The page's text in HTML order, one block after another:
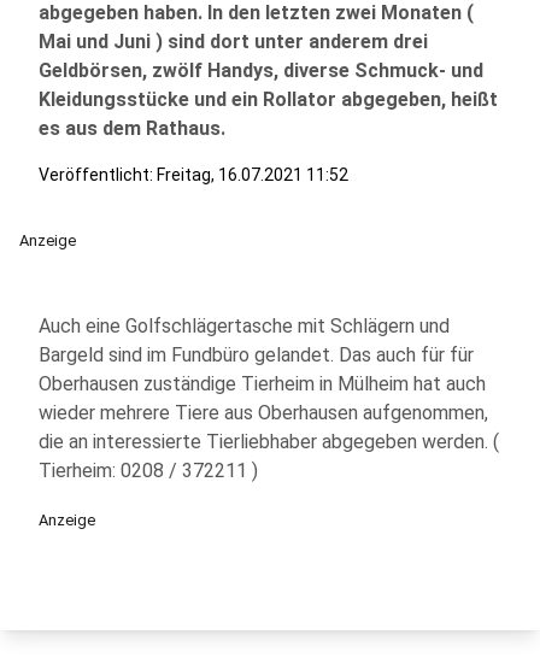
abgegeben haben. In den letzten zwei Monaten (
Mai und Juni ) sind dort unter anderem drei
Geldbörsen, zwölf Handys, diverse Schmuck- und
Kleidungsstücke und ein Rollator abgegeben, heißt
es aus dem Rathaus.
Veröffentlicht: Freitag, 16.07.2021 11:52
Anzeige
Auch eine Golfschlägertasche mit Schlägern und
Bargeld sind im Fundbüro gelandet. Das auch für für
Oberhausen zuständige Tierheim in Mülheim hat auch
wieder mehrere Tiere aus Oberhausen aufgenommen,
die an interessierte Tierliebhaber abgegeben werden. (
Tierheim: 0208 / 372211 )
Anzeige